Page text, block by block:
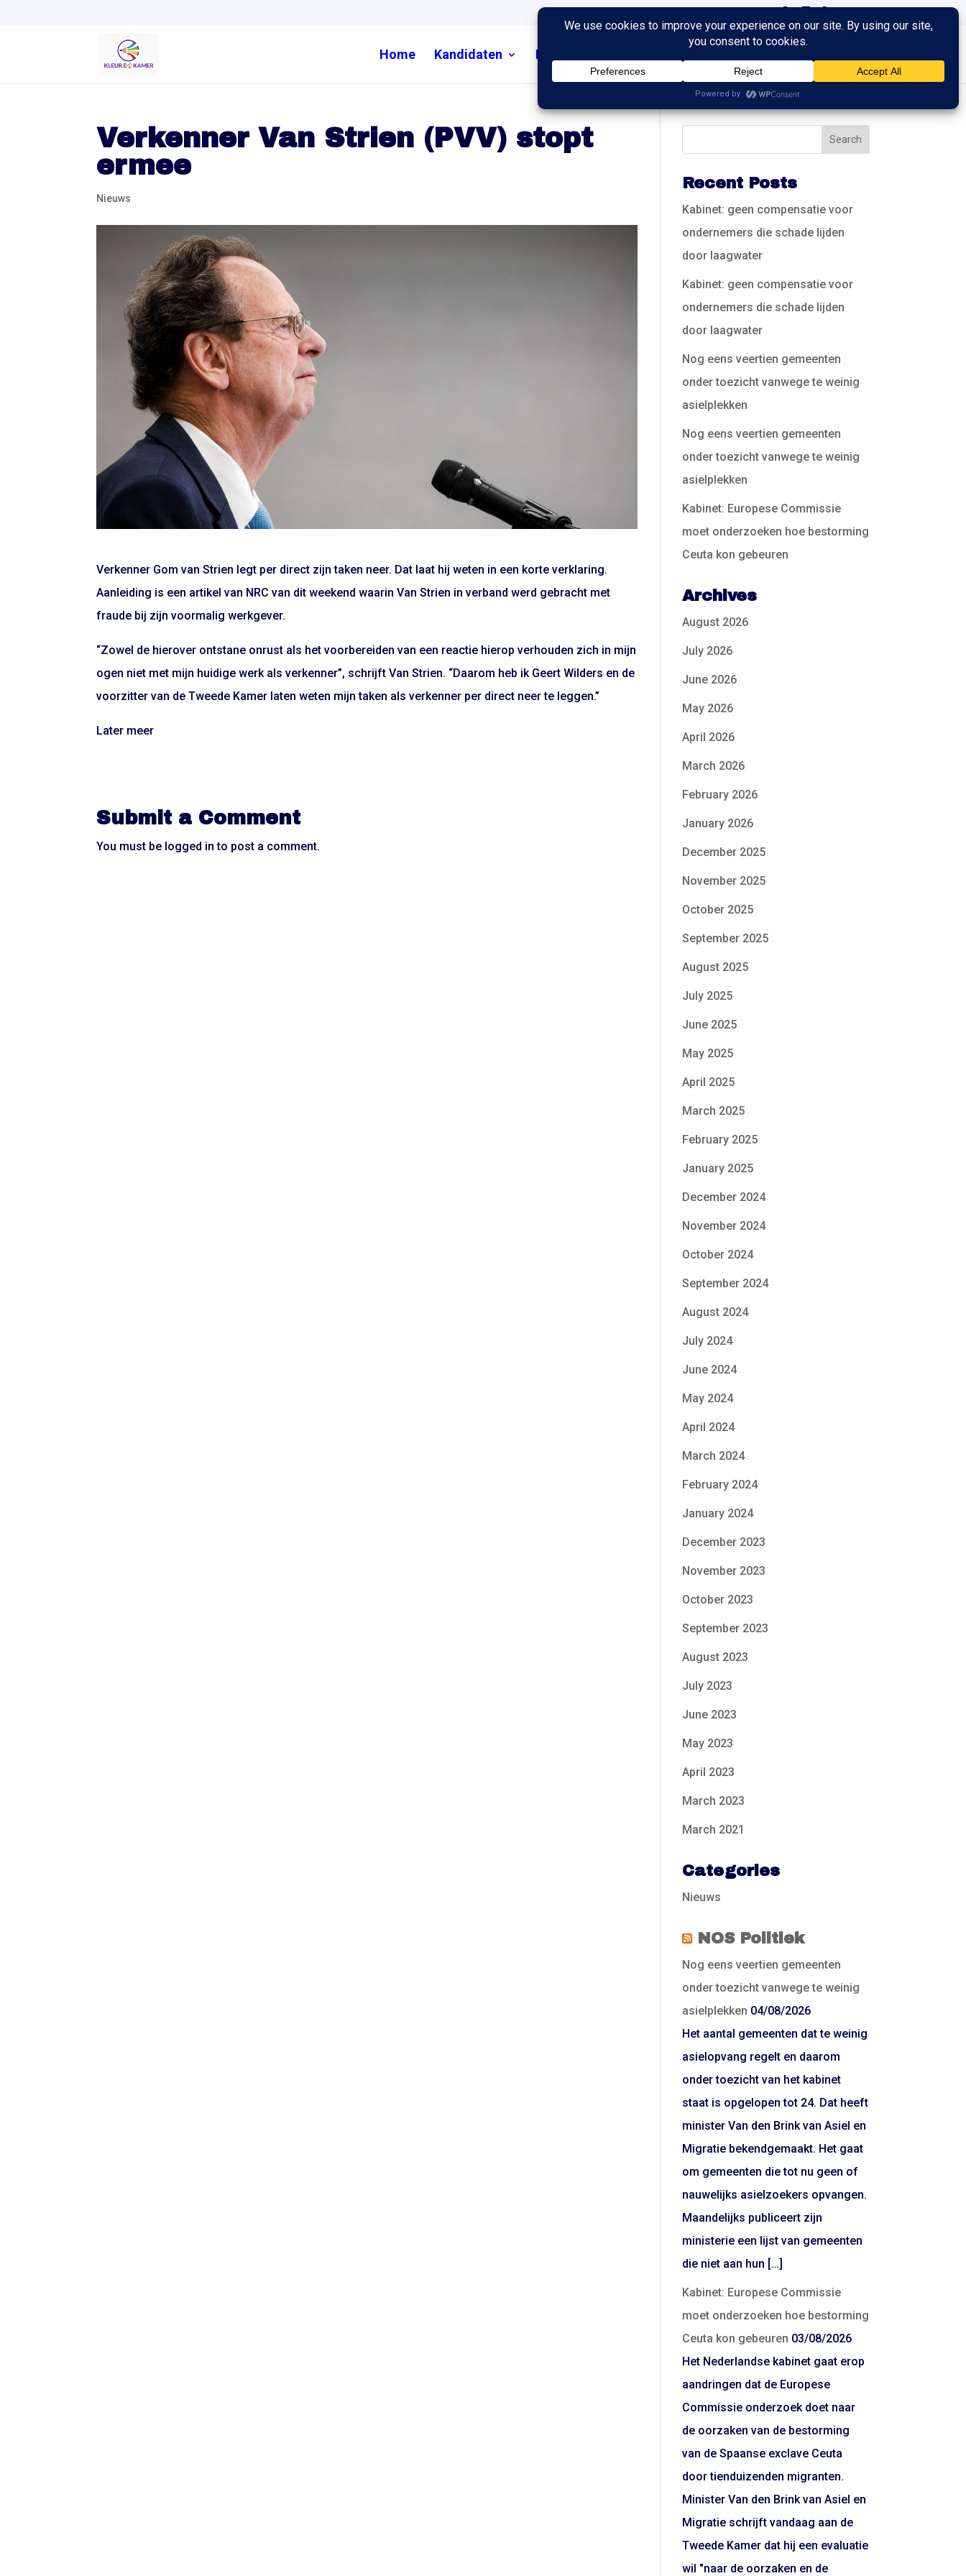
Home Kandidaten Nieuws
Verkenner Van Strien (PVV) stopt
ermee
Nieuws
Verkenner Gom van Strien legt per direct zijn taken neer. Dat laat hij weten in een korte verklaring.
Aanleiding is een artikel van NRC van dit weekend waarin Van Strien in verband werd gebracht met
fraude bij zijn voormalig werkgever.
“Zowel de hierover ontstane onrust als het voorbereiden van een reactie hierop verhouden zich in mijn
ogen niet met mijn huidige werk als verkenner”, schrijft Van Strien. “Daarom heb ik Geert Wilders en de
voorzitter van de Tweede Kamer laten weten mijn taken als verkenner per direct neer te leggen.”
Later meer
Submit a Comment
You must be logged in to post a comment.
Recent Posts
Kabinet: geen compensatie voor
ondernemers die schade lijden
door laagwater
Kabinet: geen compensatie voor
ondernemers die schade lijden
door laagwater
Nog eens veertien gemeenten
onder toezicht vanwege te weinig
asielplekken
Nog eens veertien gemeenten
onder toezicht vanwege te weinig
asielplekken
Kabinet: Europese Commissie
moet onderzoeken hoe bestorming
Ceuta kon gebeuren
Archives
August 2026
July 2026
June 2026
May 2026
April 2026
March 2026
February 2026
January 2026
December 2025
November 2025
October 2025
September 2025
August 2025
July 2025
June 2025
May 2025
April 2025
March 2025
February 2025
January 2025
December 2024
November 2024
October 2024
September 2024
August 2024
July 2024
June 2024
May 2024
April 2024
March 2024
February 2024
January 2024
December 2023
November 2023
October 2023
September 2023
August 2023
July 2023
June 2023
May 2023
April 2023
March 2023
March 2021
Categories
Nieuws
NOS Politiek
Nog eens veertien gemeenten
onder toezicht vanwege te weinig
asielplekken 04/08/2026
Het aantal gemeenten dat te weinig
asielopvang regelt en daarom
onder toezicht van het kabinet
staat is opgelopen tot 24. Dat heeft
minister Van den Brink van Asiel en
Migratie bekendgemaakt. Het gaat
om gemeenten die tot nu geen of
nauwelijks asielzoekers opvangen.
Maandelijks publiceert zijn
ministerie een lijst van gemeenten
die niet aan hun […]
Kabinet: Europese Commissie
moet onderzoeken hoe bestorming
Ceuta kon gebeuren 03/08/2026
Het Nederlandse kabinet gaat erop
aandringen dat de Europese
Commissie onderzoek doet naar
de oorzaken van de bestorming
van de Spaanse exclave Ceuta
door tienduizenden migranten.
Minister Van den Brink van Asiel en
Migratie schrijft vandaag aan de
Tweede Kamer dat hij een evaluatie
wil "naar de oorzaken en de